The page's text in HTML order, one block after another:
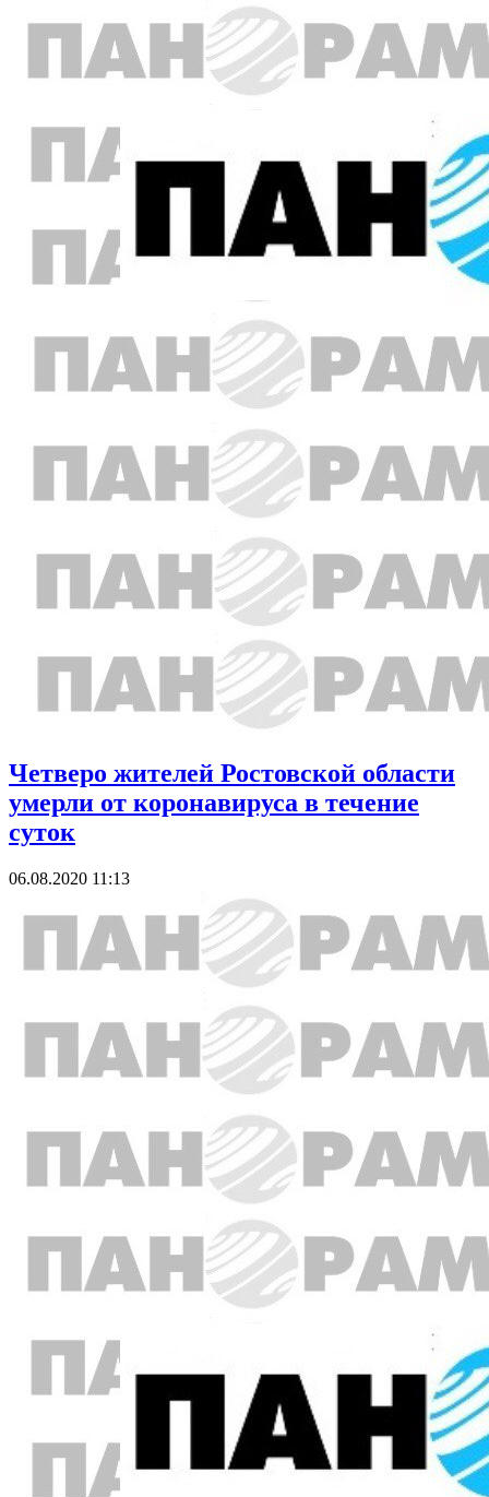
Четверо жителей Ростовской области
умерли от коронавируса в течение
суток
06.08.2020 11:13